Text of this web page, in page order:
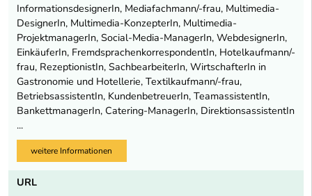
InformationsdesignerIn, Mediafachmann/-frau, Multimedia-
DesignerIn, Multimedia-KonzepterIn, Multimedia-
ProjektmanagerIn, Social-Media-ManagerIn, WebdesignerIn,
EinkäuferIn, FremdsprachenkorrespondentIn, Hotelkaufmann/-
frau, RezeptionistIn, SachbearbeiterIn, WirtschafterIn in
Gastronomie und Hotellerie, Textilkaufmann/-frau,
BetriebsassistentIn, KundenbetreuerIn, TeamassistentIn,
BankettmanagerIn, Catering-ManagerIn, DirektionsassistentIn
...
weitere Informationen
URL